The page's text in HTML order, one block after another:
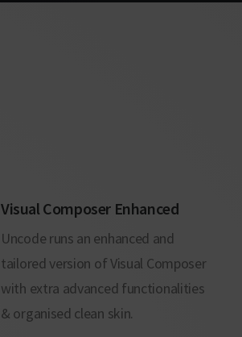
Visual Composer Enhanced
Uncode runs an enhanced and
tailored version of Visual Composer
with extra advanced functionalities
& organised clean skin.